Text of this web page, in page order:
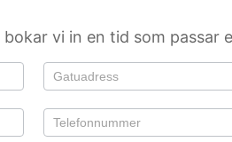
vi in en tid som passar